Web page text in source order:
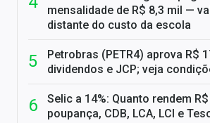
mensalidade de R$ 8,3 mil —
distante do custo da escola
Petrobras (PETR4) aprova R$
dividendos e JCP; veja
Selic a 14%: Quanto rendem
poupança, CDB, LCA, LCI e